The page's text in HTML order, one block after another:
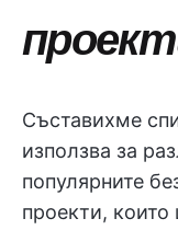
Съставихме
използва за
популярните
проекти, които